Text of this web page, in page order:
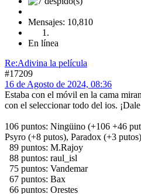
Mensajes: 10,810
En línea
Re:Adivina la película
#17209
16 de Agosto de 2024, 08:36
Estaba con el móvil en la cama
con el seleccionar todo del ios.
106 puntos: Ningüino (+106 +46
Psyro (+8 putos), Paradox (+3 putos)
89 puntos: M.Rajoy
88 puntos: raul_isl
75 puntos: Vandemar
67 puntos: Bax
66 puntos: Orestes